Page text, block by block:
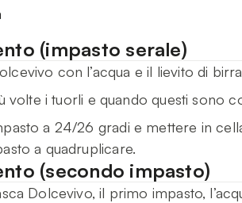
(impasto serale)
con l’acqua e il lievito di
volte i tuorli e quando questi sono
a 24/26 gradi e mettere in
a quadruplicare.
(secondo impasto)
Dolcevivo, il primo impasto,